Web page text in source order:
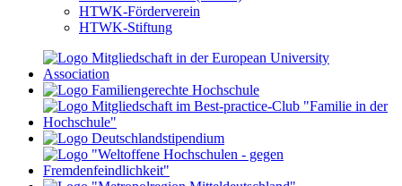
HTWK-Förderverein
HTWK-Stiftung